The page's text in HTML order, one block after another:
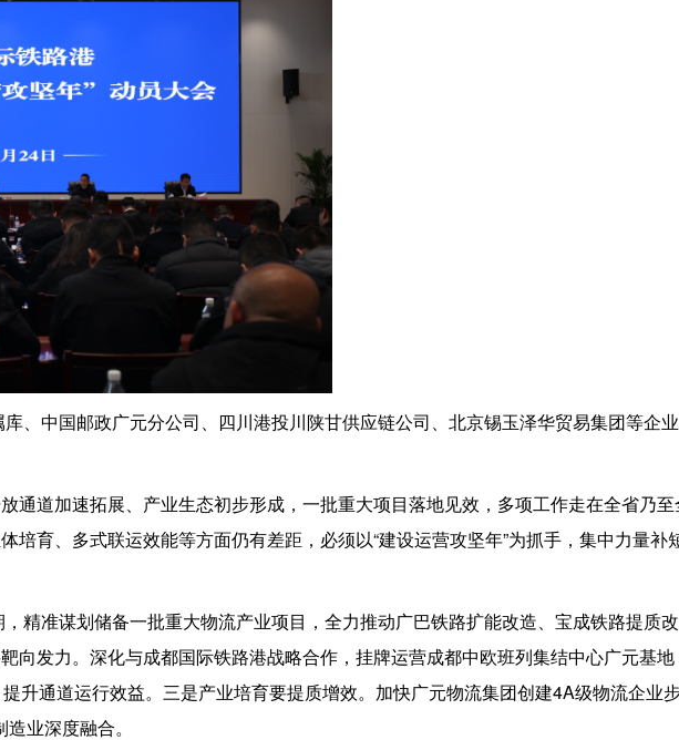
、中国邮政广元分公司、四川港投川陕甘供应链公司、北京锡玉泽华贸易集团等企
道加速拓展、产业生态初步形成，一批重大项目落地见效，多项工作走在全省乃
育、多式联运效能等方面仍有差距，必须以“建设运营攻坚年”为抓手，集中力量补
精准谋划储备一批重大物流产业项目，全力推动广巴铁路扩能改造、宝成铁路提质
发力。深化与成都国际铁路港战略合作，挂牌运营成都中欧班列集结中心广元基地
升通道运行效益。三是产业培育要提质增效。加快广元物流集团创建4A级物流企业
业深度融合。